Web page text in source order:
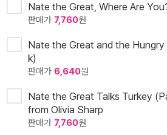
Nate the Great, Where Are
판매가 7,760원
Nate the Great and the
k)
판매가 6,640원
Nate the Great Talks Turkey
from Olivia Sharp
판매가 7,760원